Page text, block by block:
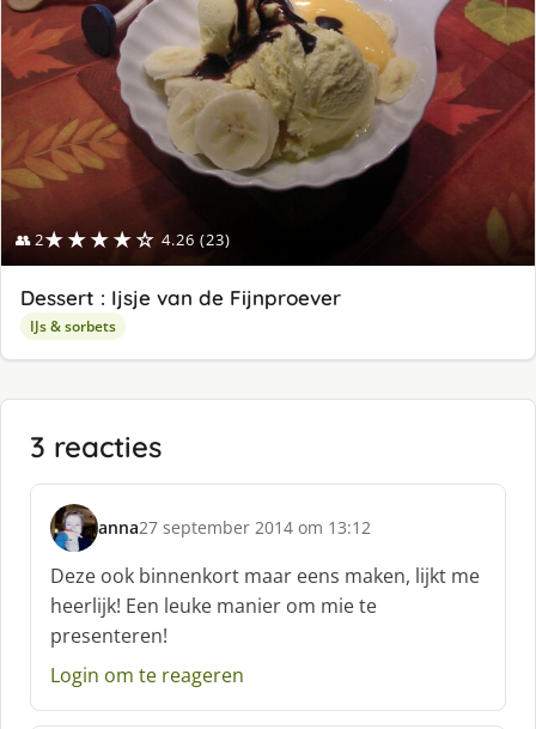
👥 2★★★★☆ 4.26 (23)
Dessert : Ijsje van de Fijnproever
IJs & sorbets
3 reacties
anna
s
c
h
r
e
e
f
:
27 september 2014 om 13:12
Deze ook binnenkort maar eens maken, lijkt me
heerlijk! Een leuke manier om mie te
presenteren!
Login om te reageren